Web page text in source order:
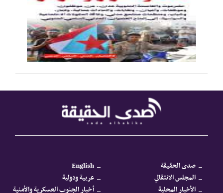
صدى الحقيقة
English
المجلس الانتقالي
عربية ودولية
الأخبار المحلية
أخبار الجنوب العسكرية والأمنية